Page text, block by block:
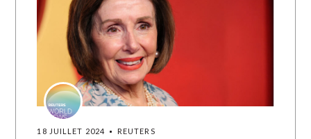
18 JUILLET 2024 REUTERS